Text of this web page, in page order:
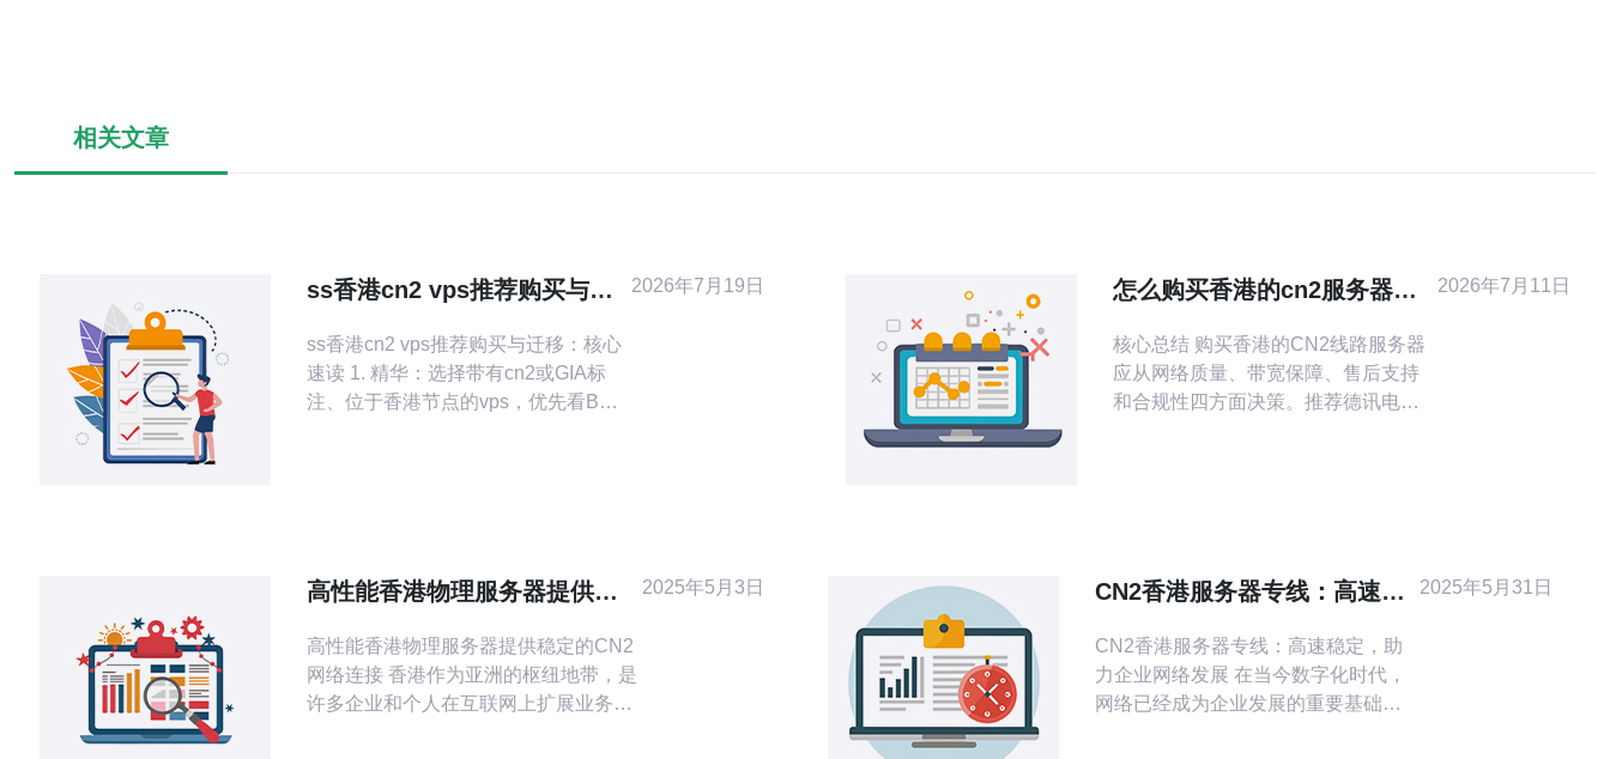
相关文章
ss香港cn2 vps推荐购买与迁
ss香港cn2 vps推荐购买与迁移：核心
速读 1. 精华：选择带有cn2或GIA标
注、位于香港节点的vps，优先看BGP
TTL并做好回滚方案。
2026年7月19日
怎么购买香港的cn2服务器并
核心总结 购买香港的CN2线路服务器
应从网络质量、带宽保障、售后支持
和合规性四方面决策。推荐德讯电讯
低风险。 如何挑选并下单 购买前先确
认业务需求：并发连接、带宽峰
2026年7月11日
高性能香港物理服务器提供稳
高性能香港物理服务器提供稳定的CN2
网络连接 香港作为亚洲的枢纽地带，是
许多企业和个人在互联网上扩展业务的
2025年5月3日
CN2香港服务器专线：高速稳
CN2香港服务器专线：高速稳定，助
力企业网络发展 在当今数字化时代，
网络已经成为企业发展的重要基础设
2025年5月31日